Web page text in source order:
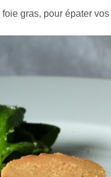
gras, pour épater